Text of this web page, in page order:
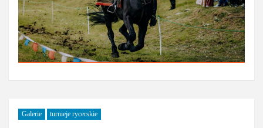
Galerie turnieje rycerskie